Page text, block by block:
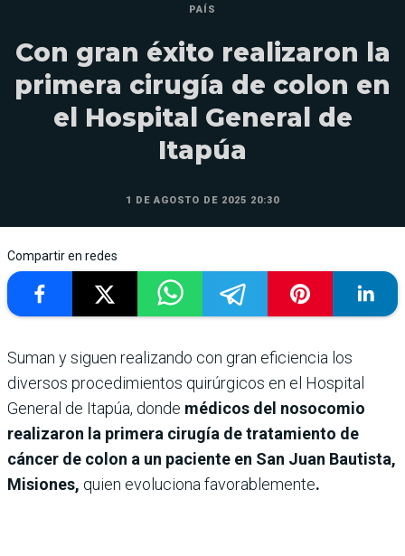
PAÍS
Con gran éxito realizaron la
primera cirugía de colon en
el Hospital General de
Itapúa
1 DE AGOSTO DE 2025 20:30
Compartir en redes
Suman y siguen realizando con gran eficiencia los
diversos procedimientos quirúrgicos en el Hospital
General de Itapúa, donde médicos del nosocomio
realizaron la primera cirugía de tratamiento de
cáncer de colon a un paciente en San Juan Bautista,
Misiones, quien evoluciona favorablemente.